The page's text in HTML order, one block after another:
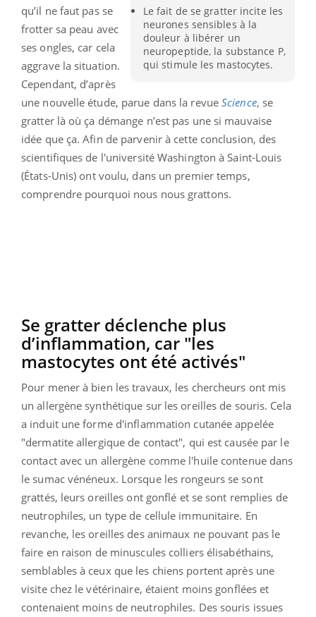
Le fait de se gratter incite les
neurones sensibles à la
douleur à libérer un
neuropeptide, la substance P,
qui stimule les mastocytes.
qu’il ne faut pas se
frotter sa peau avec
ses ongles, car cela
aggrave la situation.
Cependant, d’après
une nouvelle étude, parue dans la revueScience, se
gratter là où ça démange n’est pas une si mauvaise
idée que ça. Afin de parvenir à cette conclusion, des
scientifiques de l'université Washington à Saint-Louis
(États-Unis) ont voulu, dans un premier temps,
comprendre pourquoi nous nous grattons.
Se gratter déclenche plus
d’inflammation, car "les
mastocytes ont été activés"
Pour mener à bien les travaux, les chercheurs ont mis
un allergène synthétique sur les oreilles de souris. Cela
a induit une forme d'inflammation cutanée appelée
"dermatite allergique de contact", qui est causée par le
contact avec un allergène comme l'huile contenue dans
le sumac vénéneux. Lorsque les rongeurs se sont
grattés, leurs oreilles ont gonflé et se sont remplies de
neutrophiles, un type de cellule immunitaire. En
revanche, les oreilles des animaux ne pouvant pas le
faire en raison de minuscules colliers élisabéthains,
semblables à ceux que les chiens portent après une
visite chez le vétérinaire, étaient moins gonflées et
contenaient moins de neutrophiles. Des souris issues